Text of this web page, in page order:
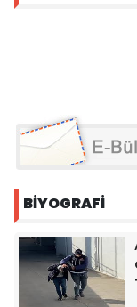
BİYOGRAFİ